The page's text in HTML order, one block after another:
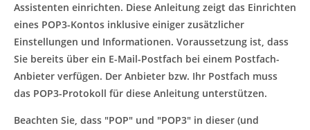
Assistenten einrichten. Diese Anleitung zeigt das Einrichten
eines POP3-Kontos inklusive einiger zusätzlicher
Einstellungen und Informationen. Voraussetzung ist, dass
Sie bereits über ein E-Mail-Postfach bei einem Postfach-
Anbieter verfügen. Der Anbieter bzw. Ihr Postfach muss
das POP3-Protokoll für diese Anleitung unterstützen.
Beachten Sie, dass "POP" und "POP3" in dieser (und